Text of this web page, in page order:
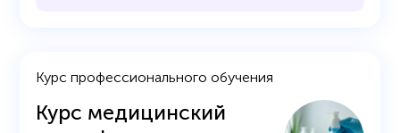
Курс профессионального обучения
Курс медицинский